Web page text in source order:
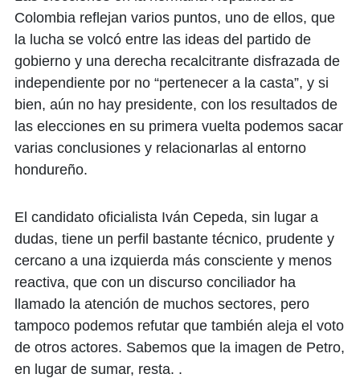
Colombia reflejan varios puntos, uno de ellos, que
la lucha se volcó entre las ideas del partido de
gobierno y una derecha recalcitrante disfrazada de
independiente por no “pertenecer a la casta”, y si
bien, aún no hay presidente, con los resultados de
las elecciones en su primera vuelta podemos sacar
varias conclusiones y relacionarlas al entorno
hondureño.
El candidato oficialista Iván Cepeda, sin lugar a
dudas, tiene un perfil bastante técnico, prudente y
cercano a una izquierda más consciente y menos
reactiva, que con un discurso conciliador ha
llamado la atención de muchos sectores, pero
tampoco podemos refutar que también aleja el voto
de otros actores. Sabemos que la imagen de Petro,
en lugar de sumar, resta. .